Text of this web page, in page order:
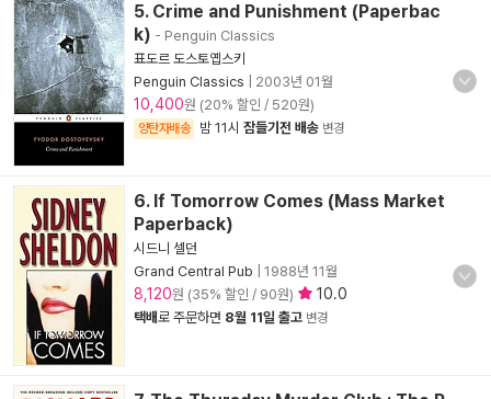
5. Crime and Punishment (Paperbac
k) - Penguin Classics
표도르 도스토옙스키
Penguin Classics
2003년 01월
10,400원 (20% 할인 / 520원)
양탄자배송 밤 11시 잠들기전 배송 변경
6. If Tomorrow Comes (Mass Market
Paperback)
시드니 셀던
Grand Central Pub
1988년 11월
8,120원 (35% 할인 / 90원) 10.0
택배로 주문하면 8월 11일 출고 변경